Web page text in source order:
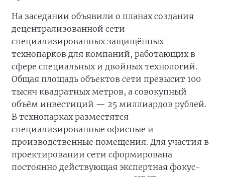
На заседании объявили о планах создания
децентрализованной сети
специализированных защищённых
технопарков для компаний, работающих в
сфере специальных и двойных технологий.
Общая площадь объектов сети превысит 100
тысяч квадратных метров, а совокупный
объём инвестиций — 25 миллиардов рублей.
В технопарках разместятся
специализированные офисные и
производственные помещения. Для участия в
проектировании сети сформирована
постоянно действующая экспертная фокус-